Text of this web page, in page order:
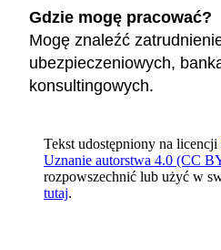
Gdzie mogę pracować?
Mogę znaleźć
ubezpieczeniowych,
konsultingowych.
Tekst udostępniony na licencji
Uznanie autorstwa 4.0 (CC
rozpowszechnić lub użyć w
tutaj.